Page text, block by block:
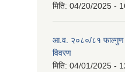
मिति: 04/20/2025 -
आ.व. २०८०/८१ फाल्गुण
विवरण
मिति: 04/01/2025 -